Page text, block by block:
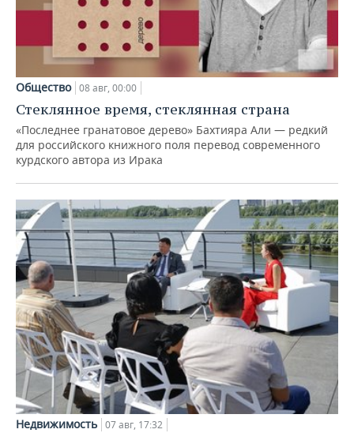
Общество 08 авг, 00:00
Стеклянное время, стеклянная страна
«Последнее гранатовое дерево» Бахтияра Али — редкий
для российского книжного поля перевод современного
курдского автора из Ирака
Недвижимость 07 авг, 17:32